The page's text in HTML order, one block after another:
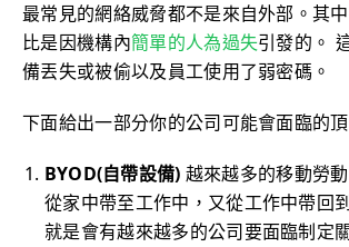
最常見的網絡威脅都不是來自外部。其
比是因機構內簡單的人為過失引發的。
備丟失或被偷以及員工使用了弱密碼。
下面給出一部分你的公司可能會面臨的
BYOD(自帶設備) 越來越多的移動勞
從家中帶至工作中，又從工作中帶回
就是會有越來越多的公司要面臨制定